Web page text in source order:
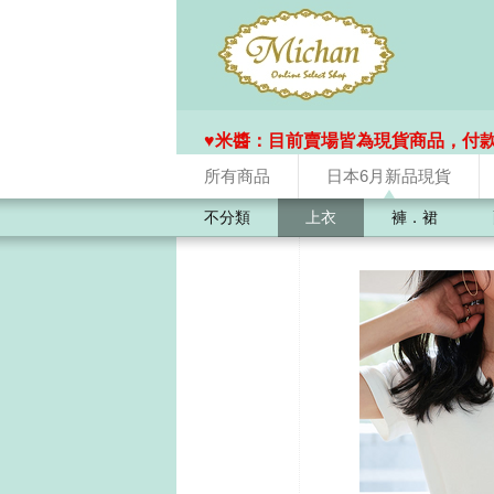
所有商品 日本6月新品現貨
♥️米醬：目前賣場皆為現貨商品，付
不分類 上衣 褲．裙